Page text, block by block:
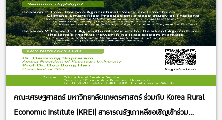
คณะเศรษฐศาสตร์ มหาวิทยาลัยเกษตรศาสตร์ ร่วมกับ Korea Rural
Economic Institute (KREI) สาธารณรัฐเกาหลีขอเชิญเข้าร่วม